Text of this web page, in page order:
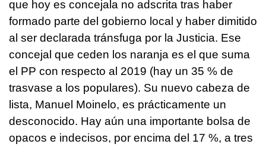
que hoy es concejala no adscrita tras haber
formado parte del gobierno local y haber dimitido
al ser declarada tránsfuga por la Justicia. Ese
concejal que ceden los naranja es el que suma
el PP con respecto al 2019 (hay un 35 % de
trasvase a los populares). Su nuevo cabeza de
lista, Manuel Moinelo, es prácticamente un
desconocido. Hay aún una importante bolsa de
opacos e indecisos, por encima del 17 %, a tres